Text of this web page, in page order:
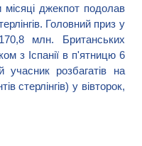
джекпот подолав
Головний приз у
млн. Британських
з Іспанії в п'ятницю 6
розбагатів на
стерлінгів) у вівторок,